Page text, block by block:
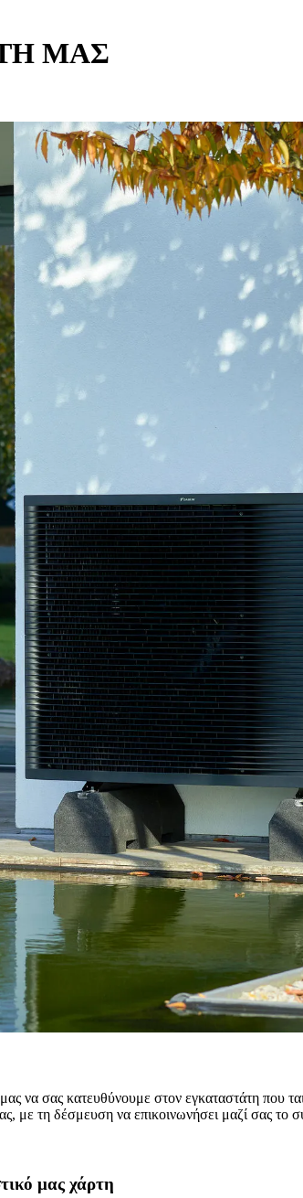
ΜΑΣ
σας κατευθύνουμε στον εγκαταστάτη που
με τη δέσμευση να επικοινωνήσει μαζί σας το
μας χάρτη